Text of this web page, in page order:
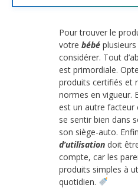
Pour trouver le
votre bébé
considérer. Tout
est primordiale.
produits certifiés et
normes en vigueur.
est un autre facteur
se sentir bien dans
son siège-auto.
d’utilisation doit
compte, car les
produits simples à
quotidien.